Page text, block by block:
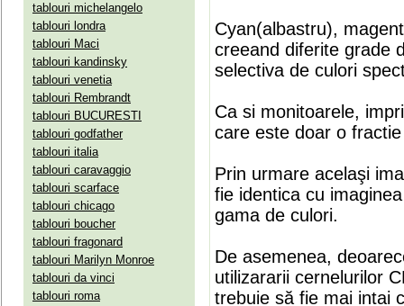
tablouri michelangelo
tablouri londra
tablouri Maci
tablouri kandinsky
tablouri venetia
tablouri Rembrandt
tablouri BUCURESTI
tablouri godfather
tablouri italia
tablouri caravaggio
tablouri scarface
tablouri chicago
tablouri boucher
tablouri fragonard
tablouri Marilyn Monroe
tablouri da vinci
tablouri roma
Cyan(albastru),
creeand diferite grade
selectiva de culori
Ca si monitoarele,
care este doar o
Prin urmare acelaşi
fie identica cu
gama de culori.
De asemenea,
utilizararii cernelurilor
trebuie să fie mai intai